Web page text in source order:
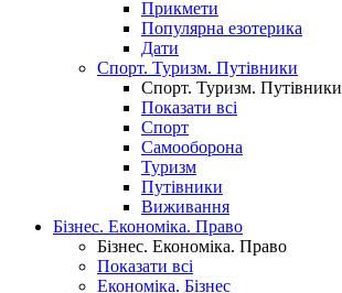
Прикмети
Популярна езотерика
Дати
Спорт. Туризм. Путівники
Спорт. Туризм. Путівники
Показати всі
Спорт
Самооборона
Туризм
Путівники
Виживання
Бізнес. Економіка. Право
Бізнес. Економіка. Право
Показати всі
Економіка. Бізнес